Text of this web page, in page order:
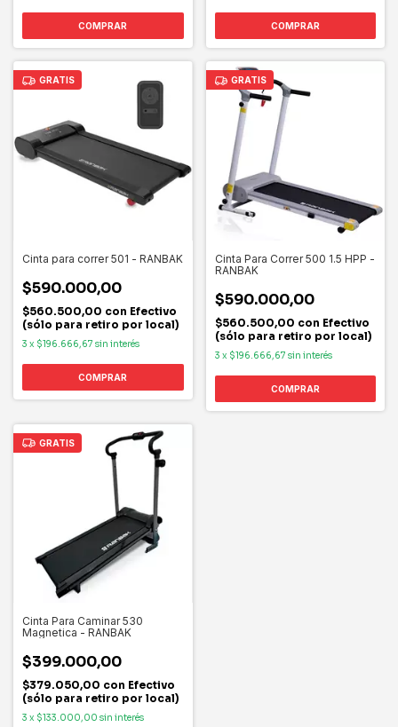
GRATIS
Cinta para correr 501 - RANBAK
$590.000,00
$560.500,00 con Efectivo
(sólo para retiro por local)
3 x $196.666,67 sin interés
GRATIS
Cinta Para Correr 500 1.5 HPP -
RANBAK
$590.000,00
$560.500,00 con Efectivo
(sólo para retiro por local)
3 x $196.666,67 sin interés
GRATIS
Cinta Para Caminar 530
Magnetica - RANBAK
$399.000,00
$379.050,00 con Efectivo
(sólo para retiro por local)
3 x $133.000,00 sin interés